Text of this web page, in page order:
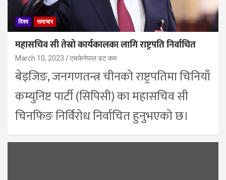
विश्व समाचार
महासचिव सी तेस्रो कार्यकालका लागि राष्ट्रपति निर्वाचित
March 10, 2023 एचकेनेपाल डट कम
बेइजिङ, जनगणतन्त्र चीनको राष्ट्रपतिमा चिनियाँ
कम्युनिष्ट पार्टी (सिपिसी) का महासचिव सी
चिनफिङ निर्विरोध निर्वाचित हुनुभएको छ।